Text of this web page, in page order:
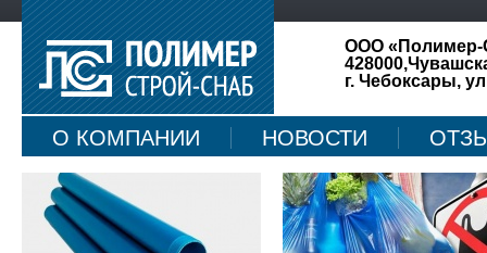
ООО «Полимер-
г. Чебоксары,
О КОМПАНИИ НОВОСТИ
КАРТА САЙТА